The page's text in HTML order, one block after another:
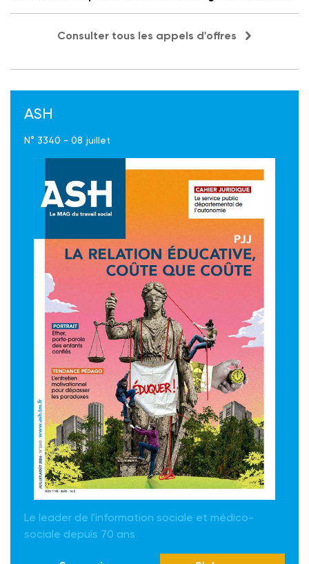
Consulter tous les appels d'offres
ASH
N° 3340 - 08 juillet
Le leader de l'information sociale et médico-
sociale depuis 70 ans